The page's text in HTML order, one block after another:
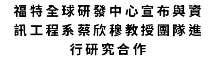
福特全球研發中心宣布與資
訊工程系蔡欣穆教授團隊進
行研究合作